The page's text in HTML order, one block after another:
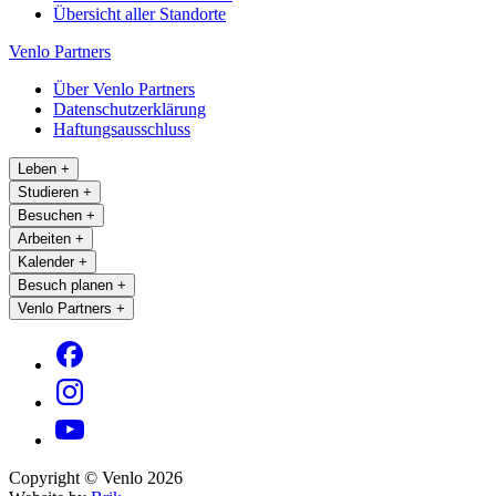
Übersicht aller Standorte
Venlo Partners
Über Venlo Partners
Datenschutzerklärung
Haftungsausschluss
Leben +
Studieren +
Besuchen +
Arbeiten +
Kalender +
Besuch planen +
Venlo Partners +
Copyright © Venlo 2026